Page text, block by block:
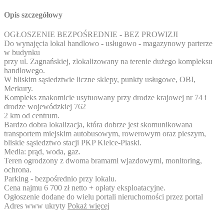
Opis szczegółowy
OGŁOSZENIE BEZPOŚREDNIE - BEZ PROWIZJI
Do wynajęcia lokal handlowo - usługowo - magazynowy parterze
w budynku
przy ul. Zagnańskiej, zlokalizowany na terenie dużego kompleksu
handlowego.
W bliskim sąsiedztwie liczne sklepy, punkty usługowe, OBI,
Merkury.
Kompleks znakomicie usytuowany przy drodze krajowej nr 74 i
drodze wojewódzkiej 762
2 km od centrum.
Bardzo dobra lokalizacja, która dobrze jest skomunikowana
transportem miejskim autobusowym, rowerowym oraz pieszym,
bliskie sąsiedztwo stacji PKP Kielce-Piaski.
Media: prąd, woda, gaz.
Teren ogrodzony z dwoma bramami wjazdowymi, monitoring,
ochrona.
Parking - bezpośrednio przy lokalu.
Cena najmu 6 700 zł netto + opłaty eksploatacyjne.
Ogłoszenie dodane do wielu portali nieruchomości przez portal
Adres www ukryty Pokaż więcej